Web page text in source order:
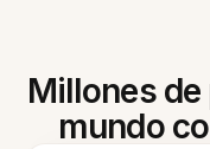
Millones
mundo